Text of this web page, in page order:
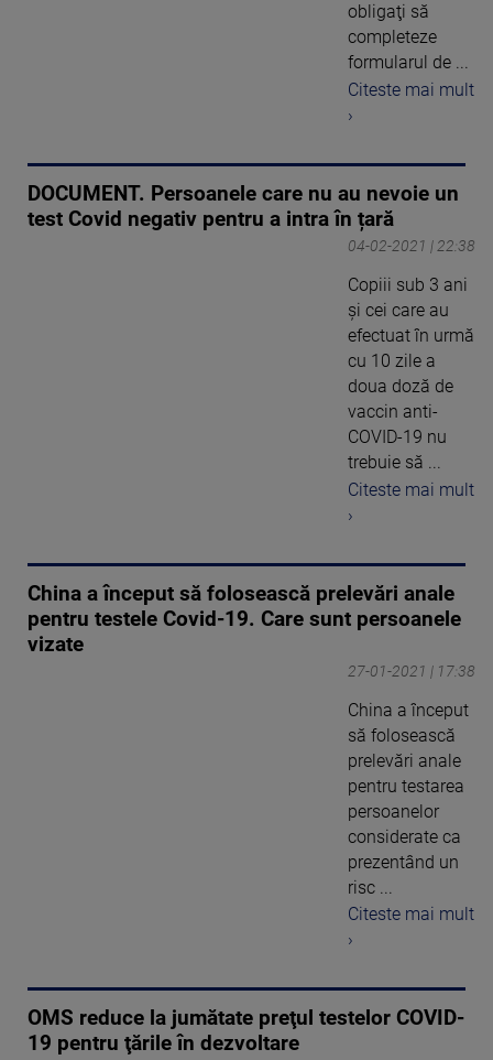
obligaţi să
completeze
formularul de ...
Citeste mai mult
›
DOCUMENT. Persoanele care nu au nevoie un
test Covid negativ pentru a intra în țară
04-02-2021 | 22:38
Copiii sub 3 ani
şi cei care au
efectuat în urmă
cu 10 zile a
doua doză de
vaccin anti-
COVID-19 nu
trebuie să ...
Citeste mai mult
›
China a început să folosească prelevări anale
pentru testele Covid-19. Care sunt persoanele
vizate
27-01-2021 | 17:38
China a început
să folosească
prelevări anale
pentru testarea
persoanelor
considerate ca
prezentând un
risc ...
Citeste mai mult
›
OMS reduce la jumătate preţul testelor COVID-
19 pentru ţările în dezvoltare